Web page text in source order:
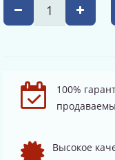
100%
Высокое